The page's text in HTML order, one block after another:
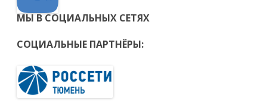
МЫ В СОЦИАЛЬНЫХ СЕТЯХ
СОЦИАЛЬНЫЕ ПАРТНЁРЫ: